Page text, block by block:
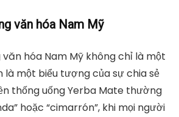
văn hóa Nam Mỹ
hóa Nam Mỹ không chỉ là một
là một biểu tượng của sự chia sẻ
thống uống Yerba Mate thường
hoặc “cimarrón”, khi mọi người